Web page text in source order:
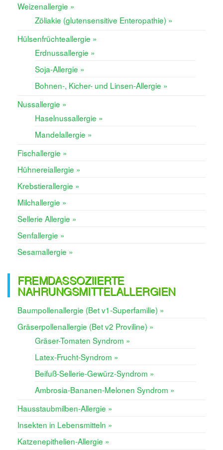
Weizenallergie »
Zöliakie (glutensensitive Enteropathie) »
Hülsenfrüchteallergie »
Erdnussallergie »
Soja-Allergie »
Bohnen-, Kicher- und Linsen-Allergie »
Nussallergie »
Haselnussallergie »
Mandelallergie »
Fischallergie »
Hühnereiallergie »
Krebstierallergie »
Milchallergie »
Sellerie Allergie »
Senfallergie »
Sesamallergie »
FREMDASSOZIIERTE
NAHRUNGSMITTELALLERGIEN
Baumpollenallergie (Bet v1-Superfamilie) »
Gräserpollenallergie (Bet v2 Proviline) »
Gräser-Tomaten Syndrom »
Latex-Frucht-Syndrom »
Beifuß-Sellerie-Gewürz-Syndrom »
Ambrosia-Bananen-Melonen Syndrom »
Hausstaubmilben-Allergie »
Insekten in Lebensmitteln »
Katzenepithelien-Allergie »